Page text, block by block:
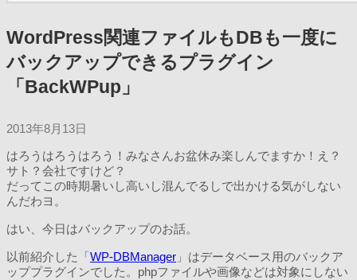
WordPress関連ファイルもDBも一度に
バックアップできるプラグイン
「BackWPup」
2013年8月13日
はろうはろうはろう！みなさんお盆休み楽しんでますか！え？
サト？会社ですけど？
だってこの時期暑いし高いし混んでるしで出かける気がしない
んだわヨ。
はい、今日はバックアップのお話。
以前紹介した「WP-DBManager 」はデータベース用のバックア
ッププラグインでした。phpファイルや画像などは対象にしない